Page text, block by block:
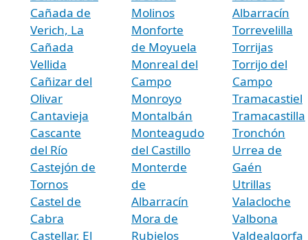
Cañada de
Verich, La
Cañada
Vellida
Cañizar del
Olivar
Cantavieja
Cascante
del Río
Castejón de
Tornos
Castel de
Cabra
Castellar, El
Molinos
Monforte
de Moyuela
Monreal del
Campo
Monroyo
Montalbán
Monteagudo
del Castillo
Monterde
de
Albarracín
Mora de
Rubielos
Albarracín
Torrevelilla
Torrijas
Torrijo del
Campo
Tramacastiel
Tramacastilla
Tronchón
Urrea de
Gaén
Utrillas
Valacloche
Valbona
Valdealgorfa